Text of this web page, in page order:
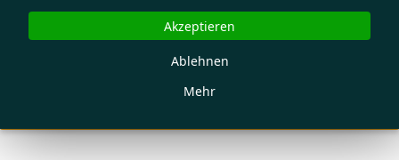
Mehr
Ablehnen
Akzeptieren